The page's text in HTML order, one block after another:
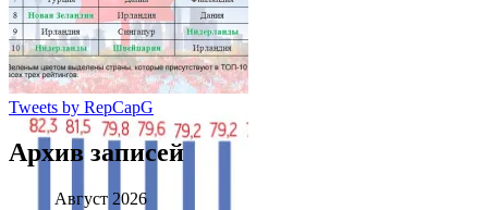
Tweets by RepCapG
Архив записей
Август 2026